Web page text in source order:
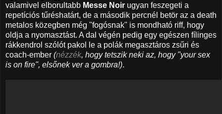
valamivel elborultabb Messe Noir ugyan feszegeti a
repetíciós tűréshatárt, de a második percnél betör az a death
metalos közegben még "fogósnak" is mondható riff, hogy
oldja a nyomasztást. A dal végén pedig egy egészen fílinges
rákkendrol szólót pakol le a polák megasztáros zsűri és
coach-ember (nézzék, hogy tetszik neki az, hogy "your sex
is on fire", elsőnek ver a gombra!).